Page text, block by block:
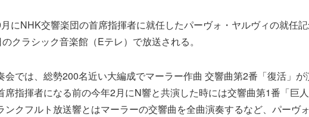
にNHK交響楽団の首席指揮者に就任したパーヴォ・ヤルヴィの就任
クラシック音楽館（Eテレ）で放送される。
会では、総勢200名近い大編成でマーラー作曲 交響曲第2番「復活」
席指揮者になる前の今年2月にN響と共演した時には交響曲第1番「巨
ンクフルト放送響とはマーラーの交響曲を全曲演奏するなど、パーヴ